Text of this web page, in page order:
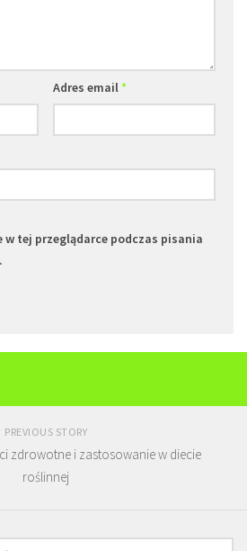
Adres email*
tej przeglądarce podczas pisania
PREVIOUS STORY
zdrowotne i zastosowanie w diecie
roślinnej